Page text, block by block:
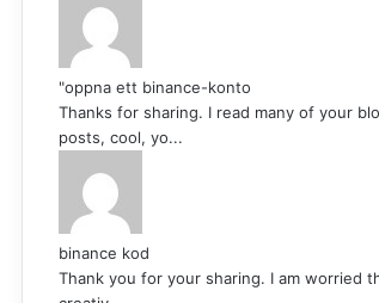
"oppna ett binance-konto
Thanks for sharing. I read many of your
posts, cool, yo...
binance kod
Thank you for your sharing. I am worried